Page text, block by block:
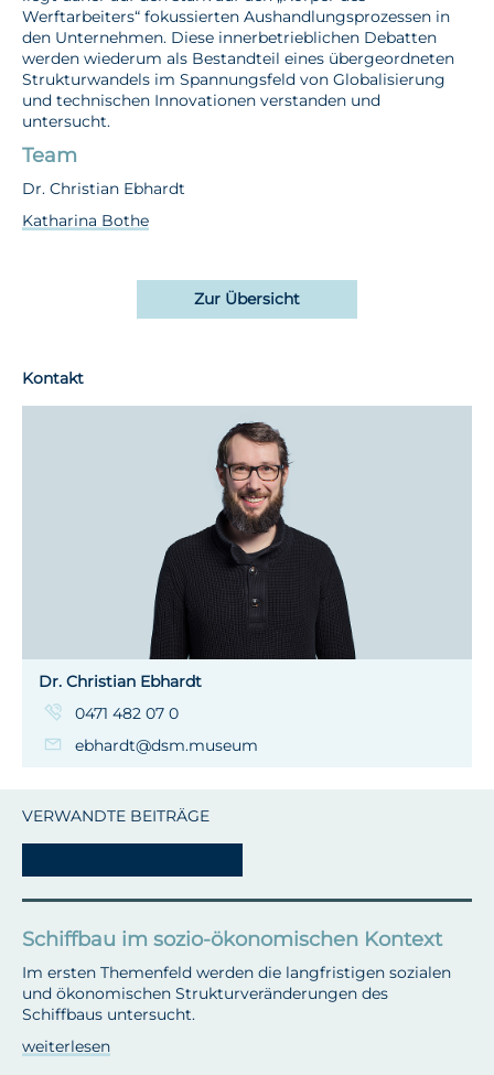
Werftarbeiters“ fokussierten Aushandlungsprozessen in
den Unternehmen. Diese innerbetrieblichen Debatten
werden wiederum als Bestandteil eines übergeordneten
Strukturwandels im Spannungsfeld von Globalisierung
und technischen Innovationen verstanden und
untersucht.
Team
Dr. Christian Ebhardt
Katharina Bothe
Zur Übersicht
Kontakt
Dr. Christian Ebhardt
0471 482 07 0
ebhardt@dsm.museum
VERWANDTE BEITRÄGE
Schiffbau im sozio-ökonomischen Kontext
Im ersten Themenfeld werden die langfristigen sozialen
und ökonomischen Strukturveränderungen des
Schiffbaus untersucht.
weiterlesen